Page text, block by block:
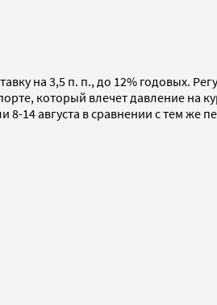
на 3,5 п. п., до 12% годовых.
который влечет давление на
14 августа в сравнении с тем же